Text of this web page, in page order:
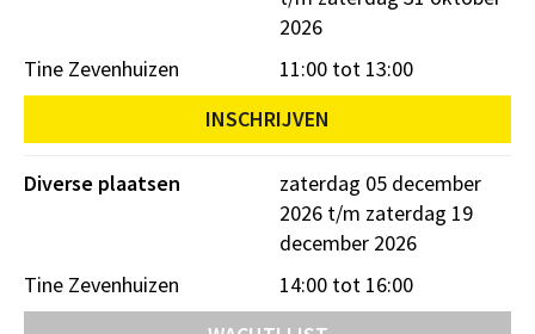
2026
11:00 tot 13:00
Tine Zevenhuizen
INSCHRIJVEN
Diverse plaatsen
zaterdag 05 december
2026 t/m zaterdag 19
december 2026
14:00 tot 16:00
Tine Zevenhuizen